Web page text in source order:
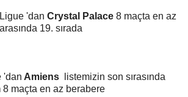
'dan Crystal Palace 8 maçta en az
19. sırada
'dan Amiens listemizin son sırasında
8 maçta en az berabere